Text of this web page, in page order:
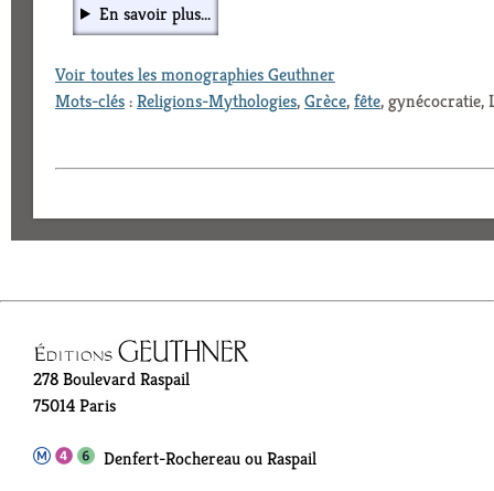
En savoir plus...
Voir toutes les monographies Geuthner
Mots-clés:Religions-Mythologies,Grèce,fête, gynécocratie,
278 Boulevard Raspail
75014 Paris
Denfert-Rochereau ou Raspail